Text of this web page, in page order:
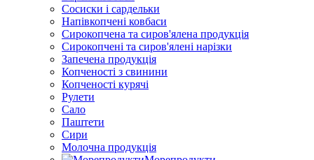
Сосиски і сардельки
Напівкопчені ковбаси
Сирокопчена та сиров'ялена продукція
Сирокопчені та сиров'ялені нарізки
Запечена продукція
Копченості з свинини
Копченості курячі
Рулети
Сало
Паштети
Сири
Молочна продукція